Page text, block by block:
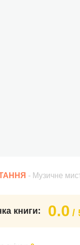
- Музичне
книги: 0.0 /